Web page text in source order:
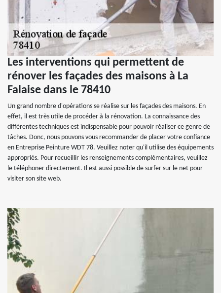
Les interventions qui permettent de
rénover les façades des maisons à La
Falaise dans le 78410
Un grand nombre d'opérations se réalise sur les façades des maisons. En
effet, il est très utile de procéder à la rénovation. La connaissance des
différentes techniques est indispensable pour pouvoir réaliser ce genre de
tâches. Donc, nous pouvons vous recommander de placer votre confiance
en Entreprise Peinture WDT 78. Veuillez noter qu'il utilise des équipements
appropriés. Pour recueillir les renseignements complémentaires, veuillez
le téléphoner directement. Il est aussi possible de surfer sur le net pour
visiter son site web.